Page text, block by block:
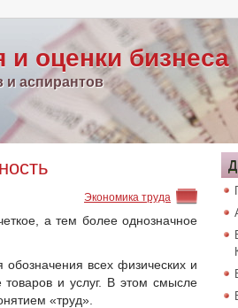
и оценки бизнеса
и аспирантов
Экономика труда
а тем более однозначное
всех физических и
товаров и услуг. В этом смысле
«труд».